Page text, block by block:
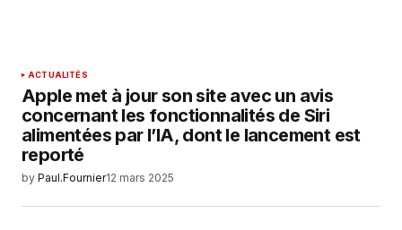
ACTUALITÉS
Apple met à jour son site avec un avis
concernant les fonctionnalités de Siri
alimentées par l’IA, dont le lancement est
reporté
by Paul.Fournier12 mars 2025